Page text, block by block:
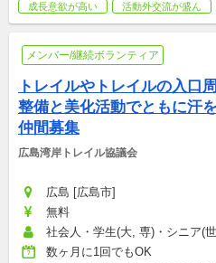
成長意欲が高い
活動外交流が盛ん
メンバー/継続ボランティア
トレイルやトレイルの入口
整備と美化活動でともに汗
仲間募集
広島湾岸トレイル協議会
広島 [広島市]
無料
社会人・学生(大, 専)・シニア(
数ヶ月に1回でもOK